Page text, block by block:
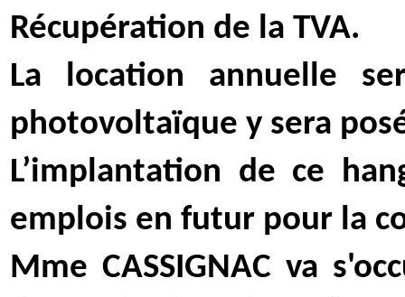
Récupération de la TVA.
La location annuelle
photovoltaïque y sera
L’implantation de ce
emplois en futur pour la
Mme CASSIGNAC va